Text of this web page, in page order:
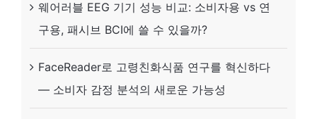
웨어러블 EEG 기기 성능 비교: 소비자용 vs 연
구용, 패시브 BCI에 쓸 수 있을까?
FaceReader로 고령친화식품 연구를 혁신하다
— 소비자 감정 분석의 새로운 가능성